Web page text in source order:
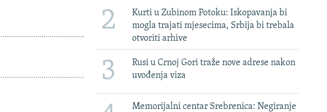
2
Kurti u Zubinom Potoku: Iskopavanja bi
mogla trajati mjesecima, Srbija bi trebala
otvoriti arhive
3
Rusi u Crnoj Gori traže nove adrese nakon
uvođenja viza
Memorijalni centar Srebrenica: Negiranje